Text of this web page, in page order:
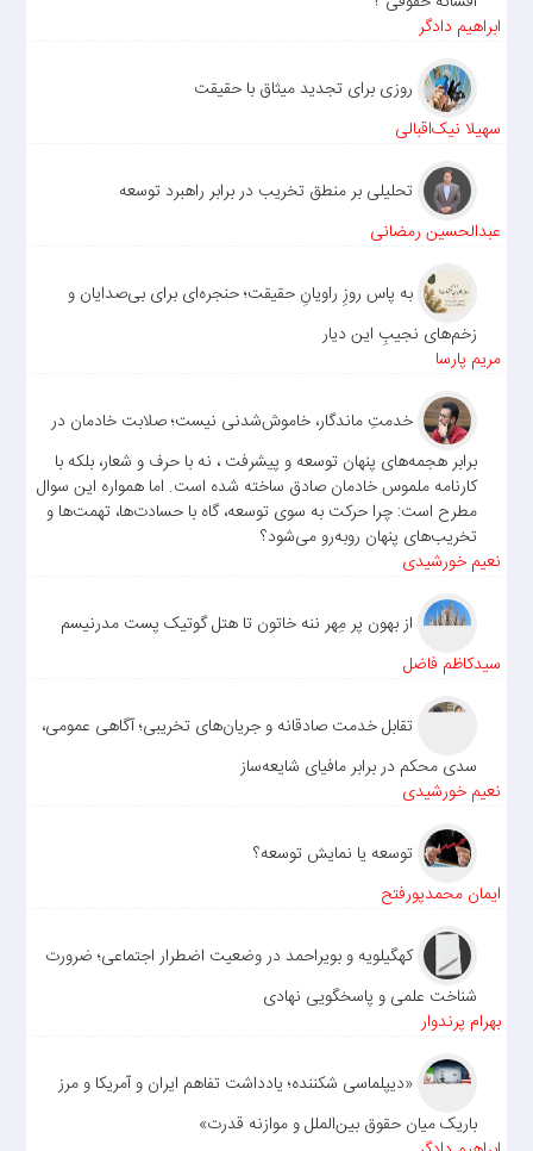
ابراهیم دادگر
روزی برای تجدید میثاق با حقیقت
سهیلا نیک‌اقبالی
تحلیلی بر منطق تخریب در برابر راهبرد توسعه
عبدالحسین رمضانی
به پاس روزِ راویانِ حقیقت؛ حنجره‌ای برای بی‌صدایان و
زخم‌های نجیبِ این دیار
مریم پارسا
خدمتِ ماندگار، خاموش‌شدنی نیست؛ صلابت خادمان در
برابر هجمه‌های پنهان توسعه و پیشرفت ، نه با حرف و شعار، بلکه با
کارنامه ملموس خادمان صادق ساخته شده است. اما همواره این سوال
مطرح است: چرا حرکت به سوی توسعه، گاه با حسادت‌ها، تهمت‌ها و
تخریب‌های پنهان روبه‌رو می‌شود؟
نعیم خورشیدی
از بهون پر مِهر ننه خاتون تا هتل گوتیک پست مدرنیسم
سیدکاظم فاضل
تقابل خدمت صادقانه و جریان‌های تخریبی؛ آگاهی عمومی،
سدی محکم در برابر مافیای شایعه‌ساز
نعیم خورشیدی
توسعه یا نمایش توسعه؟
ایمان محمدپورفتح
کهگیلویه و بویراحمد در وضعیت اضطرار اجتماعی؛ ضرورت
شناخت علمی و پاسخگویی نهادی
بهرام پرندوار
«دیپلماسی شکننده؛ یادداشت تفاهم ایران و آمریکا و مرز
باریک میان حقوق بین‌الملل و موازنه قدرت»